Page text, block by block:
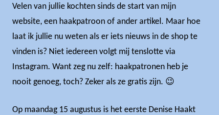
Velen van jullie kochten sinds de start van mijn
website, een haakpatroon of ander artikel. Maar hoe
laat ik jullie nu weten als er iets nieuws in de shop te
vinden is? Niet iedereen volgt mij tenslotte via
Instagram. Want zeg nu zelf: haakpatronen heb je
nooit genoeg, toch? Zeker als ze gratis zijn. 😉
Op maandag 15 augustus is het eerste Denise Haakt